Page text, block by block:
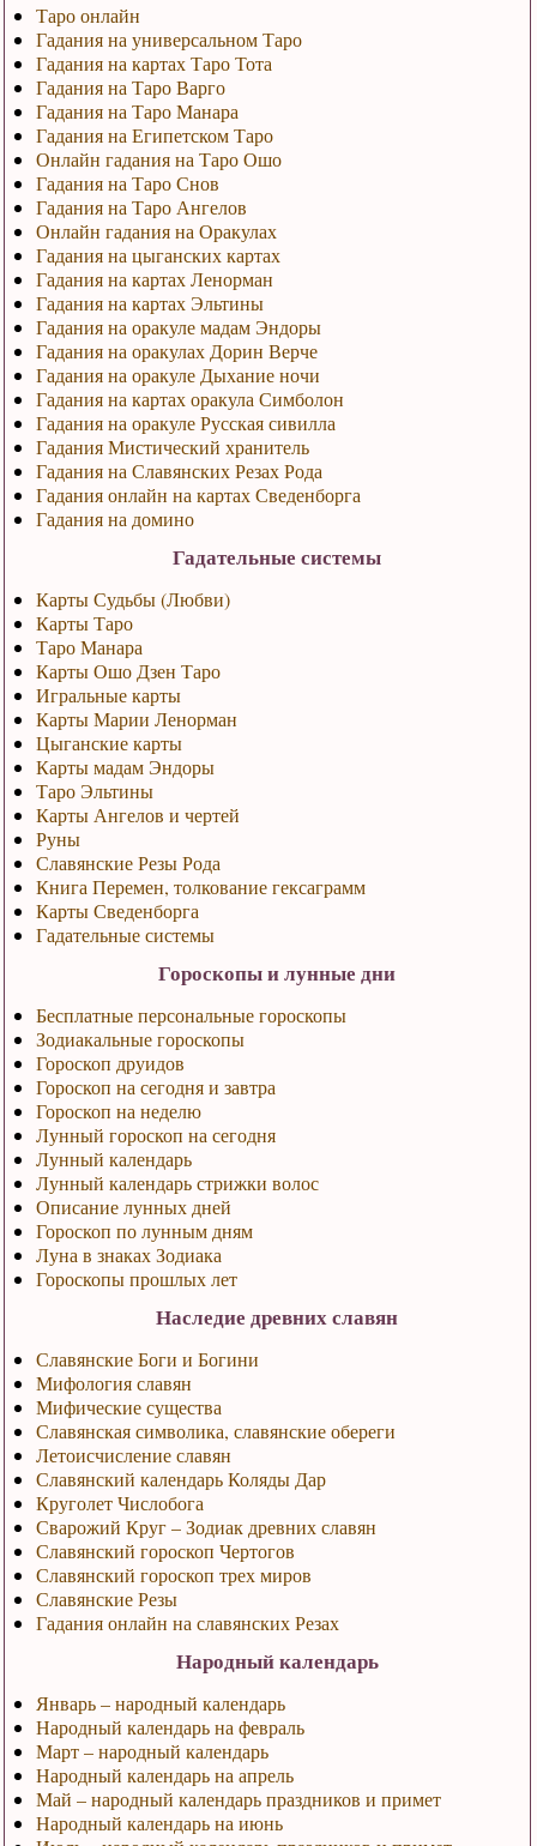
Таро онлайн
Гадания на универсальном Таро
Гадания на картах Таро Тота
Гадания на Таро Варго
Гадания на Таро Манара
Гадания на Египетском Таро
Онлайн гадания на Таро Ошо
Гадания на Таро Снов
Гадания на Таро Ангелов
Онлайн гадания на Оракулах
Гадания на цыганских картах
Гадания на картах Ленорман
Гадания на картах Эльтины
Гадания на оракуле мадам Эндоры
Гадания на оракулах Дорин Верче
Гадания на оракуле Дыхание ночи
Гадания на картах оракула Симболон
Гадания на оракуле Русская сивилла
Гадания Мистический хранитель
Гадания на Славянских Резах Рода
Гадания онлайн на картах Сведенборга
Гадания на домино
Гадательные системы
Карты Судьбы (Любви)
Карты Таро
Таро Манара
Карты Ошо Дзен Таро
Игральные карты
Карты Марии Ленорман
Цыганские карты
Карты мадам Эндоры
Таро Эльтины
Карты Ангелов и чертей
Руны
Славянские Резы Рода
Книга Перемен, толкование гексаграмм
Карты Сведенборга
Гадательные системы
Гороскопы и лунные дни
Бесплатные персональные гороскопы
Зодиакальные гороскопы
Гороскоп друидов
Гороскоп на сегодня и завтра
Гороскоп на неделю
Лунный гороскоп на сегодня
Лунный календарь
Лунный календарь стрижки волос
Описание лунных дней
Гороскоп по лунным дням
Луна в знаках Зодиака
Гороскопы прошлых лет
Наследие древних славян
Славянские Боги и Богини
Мифология славян
Мифические существа
Славянская символика, славянские обереги
Летоисчисление славян
Славянский календарь Коляды Дар
Круголет Числобога
Сварожий Круг – Зодиак древних славян
Славянский гороскоп Чертогов
Славянский гороскоп трех миров
Славянские Резы
Гадания онлайн на славянских Резах
Народный календарь
Январь – народный календарь
Народный календарь на февраль
Март – народный календарь
Народный календарь на апрель
Май – народный календарь праздников и примет
Народный календарь на июнь